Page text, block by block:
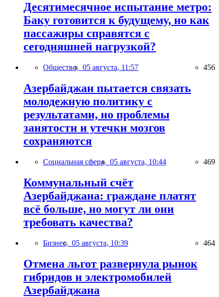
Десятимесячное испытание метро:
Баку готовится к будущему, но как
пассажиры справятся с
сегодняшней нагрузкой?
Общество, 05 августа, 11:57 456
Азербайджан пытается связать
молодежную политику с
результатами, но проблемы
занятости и утечки мозгов
сохраняются
Социальная сфера, 05 августа, 10:44 469
Коммунальный счёт
Азербайджана: граждане платят
всё больше, но могут ли они
требовать качества?
Бизнес, 05 августа, 10:39 464
Отмена льгот развернула рынок
гибридов и электромобилей
Азербайджана